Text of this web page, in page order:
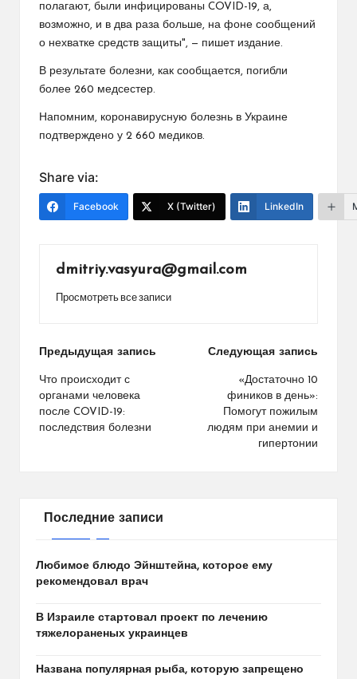
полагают, были инфицированы COVID-19, а,
возможно, и в два раза больше, на фоне сообщений
о нехватке средств защиты", — пишет издание.
В результате болезни, как сообщается, погибли
более 260 медсестер.
Напомним, коронавирусную болезнь в Украине
подтверждено у 2 660 медиков.
Share via:
Facebook X (Twitter) LinkedIn
dmitriy.vasyura@gmail.com
Просмотреть все записи
Навигация
по
записям
Предыдущая запись
Что происходит с
органами человека
после COVID-19:
последствия болезни
Следующая запись
«Достаточно 10
фиников в день»:
Помогут пожилым
людям при анемии и
гипертонии
Последние записи
Любимое блюдо Эйнштейна, которое ему
рекомендовал врач
В Израиле стартовал проект по лечению
тяжелораненых украинцев
Названа популярная рыба, которую запрещено